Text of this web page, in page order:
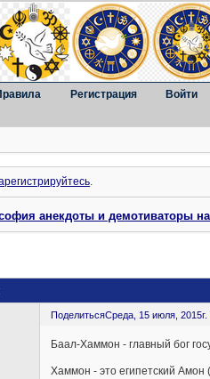
Регистрация Войти
.
анекдоты и демотиваторы
ПоделитьсяСреда, 15 июля, 2015г.
Баал-Хаммон - главный бог
Хаммон - это египетский Амон